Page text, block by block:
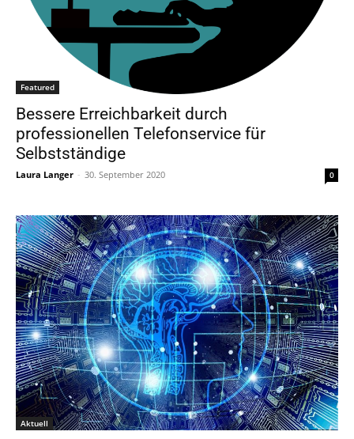
Featured
Bessere Erreichbarkeit durch
professionellen Telefonservice für
Selbstständige
Laura Langer - 30. September 2020 0
Aktuell